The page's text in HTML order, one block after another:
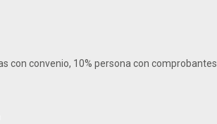
con convenio, 10% persona con comprobantes